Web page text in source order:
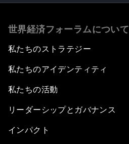
世界経済フォーラムについて
私たちのストラテジー
私たちのアイデンティティ
私たちの活動
リーダーシップとガバナンス
インパクト